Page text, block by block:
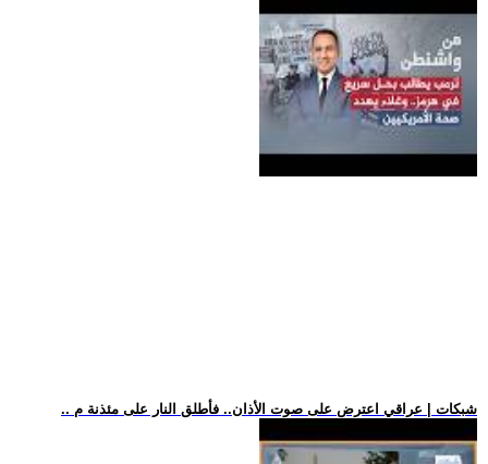
.. شبكات | عراقي اعترض على صوت الأذان.. فأطلق النار على مئذنة م